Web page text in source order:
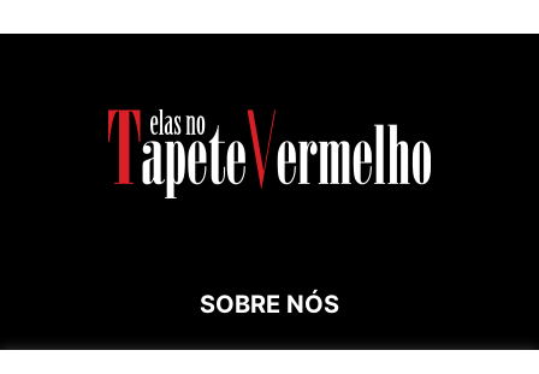
SOBRE NÓS